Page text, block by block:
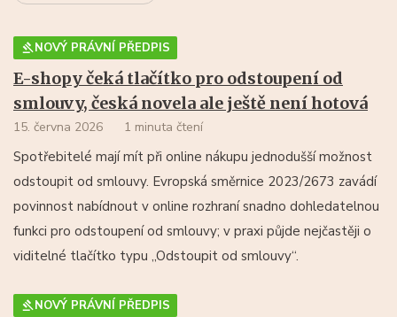
NOVÝ PRÁVNÍ PŘEDPIS
E-shopy čeká tlačítko pro odstoupení od
smlouvy, česká novela ale ještě není hotová
15. června 2026 1 minuta čtení
Spotřebitelé mají mít při online nákupu jednodušší možnost
odstoupit od smlouvy. Evropská směrnice 2023/2673 zavádí
povinnost nabídnout v online rozhraní snadno dohledatelnou
funkci pro odstoupení od smlouvy; v praxi půjde nejčastěji o
viditelné tlačítko typu „Odstoupit od smlouvy“.
NOVÝ PRÁVNÍ PŘEDPIS